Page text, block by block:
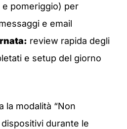
pomeriggio) per
e email
review rapida degli
e setup del giorno
la modalità “Non
durante le